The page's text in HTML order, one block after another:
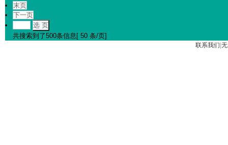
末页
下一页
选 页
共搜索到了500条信息[ 50 条/页]
联系我们